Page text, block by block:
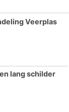
Veerplas
lang schilder